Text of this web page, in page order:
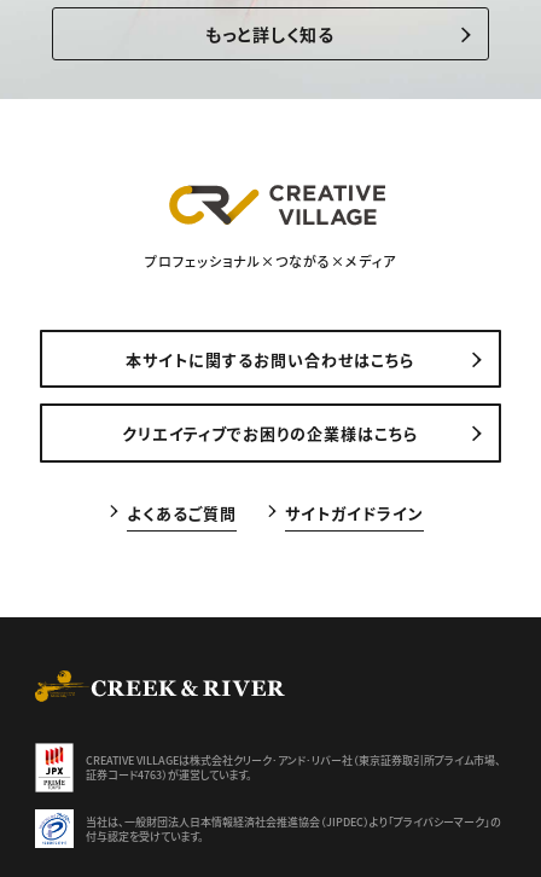
もっと詳しく知る
プロフェッショナル×つながる×メディア
本サイトに関するお問い合わせはこちら
クリエイティブでお困りの企業様はこちら
よくあるご質問 サイトガイドライン
CREATIVE VILLAGEは株式会社クリーク･アンド･リバー社（東京証券取引所プライム市場、
証券コード4763）が運営しています。
当社は、一般財団法人日本情報経済社会推進協会（JIPDEC）より 「プライバシーマーク」の
付与認定を受けています。